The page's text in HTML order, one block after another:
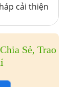
cải thiện
Sẻ, Trao